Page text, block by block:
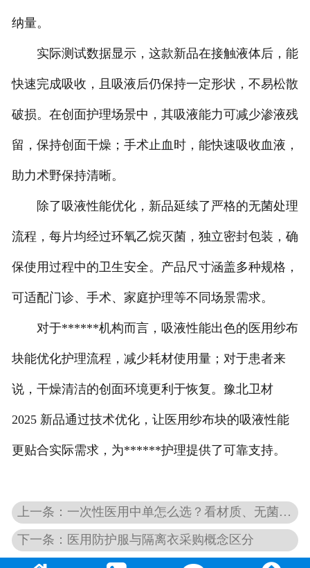
纳量。
实际测试数据显示，这款新品在接触液体后，能
快速完成吸收，且吸液后仍保持一定形状，不易松散
破损。在创面护理场景中，其吸液能力可减少渗液残
留，保持创面干燥；手术止血时，能快速吸收血液，
助力术野保持清晰。
除了吸液性能优化，新品延续了严格的无菌处理
流程，每片均经过环氧乙烷灭菌，独立密封包装，确
保使用过程中的卫生安全。产品尺寸涵盖多种规格，
可适配门诊、手术、家庭护理等不同场景需求。
对于******机构而言，吸液性能出色的医用纱布
块能优化护理流程，减少耗材使用量；对于患者来
说，干燥清洁的创面环境更利于恢复。豫北卫材
2025 新品通过技术优化，让医用纱布块的吸液性能
更贴合实际需求，为******护理提供了可靠支持。
上一条：一次性医用中单怎么选？看材质、无菌等级与尺寸3大关键指标
下一条：医用防护服与隔离衣采购概念区分